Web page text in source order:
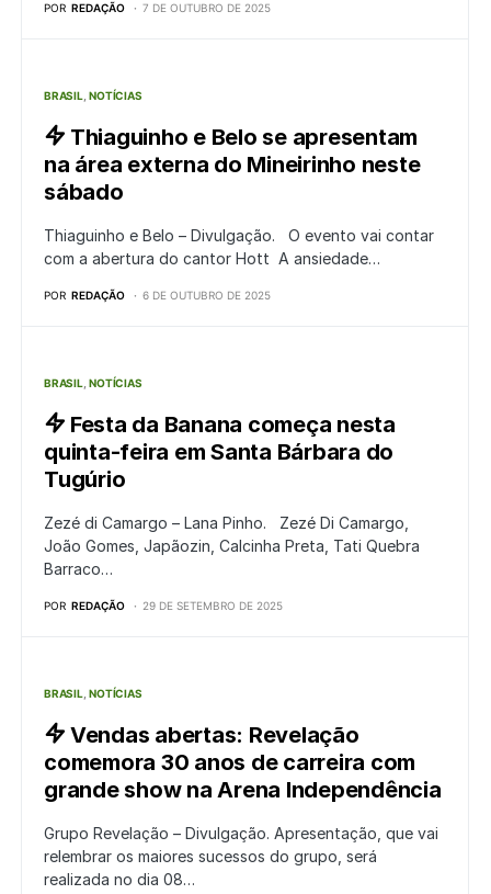
POR REDAÇÃO 7 DE OUTUBRO DE 2025
BRASIL NOTÍCIAS
Thiaguinho e Belo se apresentam
na área externa do Mineirinho neste
sábado
Thiaguinho e Belo – Divulgação. O evento vai contar
com a abertura do cantor Hott A ansiedade…
POR REDAÇÃO 6 DE OUTUBRO DE 2025
BRASIL NOTÍCIAS
Festa da Banana começa nesta
quinta-feira em Santa Bárbara do
Tugúrio
Zezé di Camargo – Lana Pinho. Zezé Di Camargo,
João Gomes, Japãozin, Calcinha Preta, Tati Quebra
Barraco…
POR REDAÇÃO 29 DE SETEMBRO DE 2025
BRASIL NOTÍCIAS
Vendas abertas: Revelação
comemora 30 anos de carreira com
grande show na Arena Independência
Grupo Revelação – Divulgação. Apresentação, que vai
relembrar os maiores sucessos do grupo, será
realizada no dia 08…